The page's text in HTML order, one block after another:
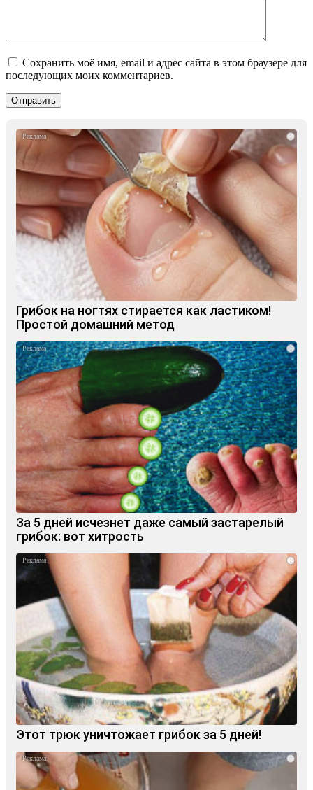
Сохранить моё имя, email и адрес сайта в этом браузере для
последующих моих комментариев.
i
Грибок на ногтях стирается как ластиком!
Простой домашний метод
i
За 5 дней исчезнет даже самый застарелый
грибок: вот хитрость
i
Этот трюк уничтожает грибок за 5 дней!
i